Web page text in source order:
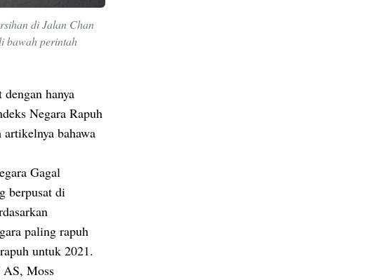
di Jalan Chan
bawah perintah
hanya
Negara Rapuh
bahawa
Gagal
berpusat di
paling rapuh
untuk 2021.
AS, Moss